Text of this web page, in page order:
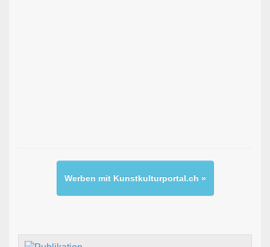
Werben mit Kunstkulturportal.ch »